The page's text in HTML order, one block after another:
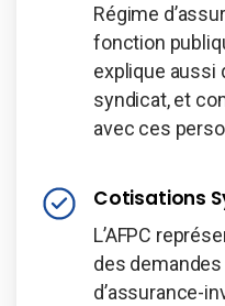
Régime
fonction
explique aussi
syndicat, et
avec ces
Cotisations
L’AFPC
des
d’assurance-